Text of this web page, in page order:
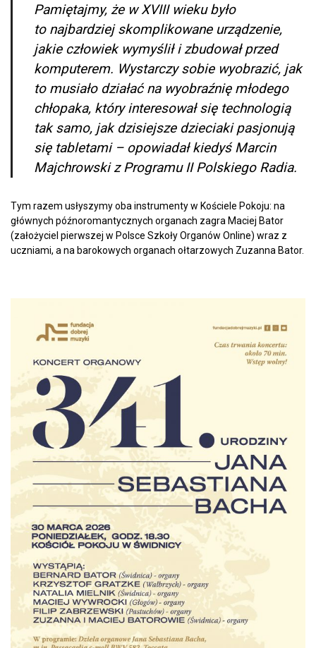
Pamiętajmy, że w XVIII wieku było
to najbardziej skomplikowane urządzenie,
jakie człowiek wymyślił i zbudował przed
komputerem. Wystarczy sobie wyobrazić, jak
to musiało działać na wyobraźnię młodego
chłopaka, który interesował się technologią
tak samo, jak dzisiejsze dzieciaki pasjonują
się tabletami – opowiadał kiedyś Marcin
Majchrowski z Programu II Polskiego Radia.
Tym razem usłyszymy oba instrumenty w Kościele Pokoju: na
głównych późnoromantycznych organach zagra Maciej Bator
(założyciel pierwszej w Polsce Szkoły Organów Online) wraz z
uczniami, a na barokowych organach ołtarzowych Zuzanna Bator.